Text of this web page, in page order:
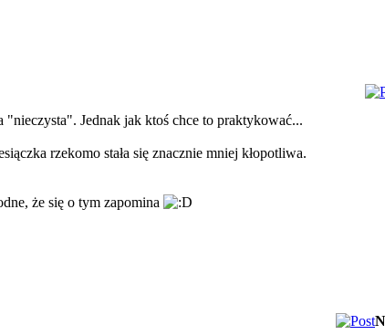
"nieczysta". Jednak jak ktoś chce to praktykować...
rzekomo stała się znacznie mniej kłopotliwa.
że się o tym zapomina